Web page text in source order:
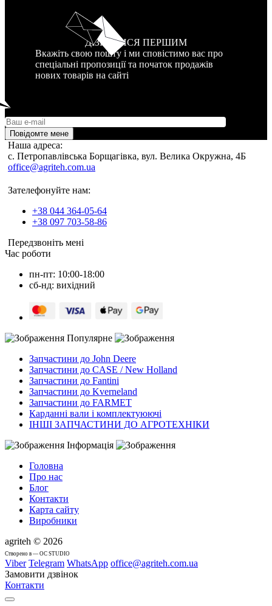
ДІЗНАТИСЯ ПЕРШИМ
Вкажіть свою пошту і ми сповістимо вас про
спеціальні пропозиції та початок продажів
нових товарів на сайті
Повідомте мене
Наша адреса:
c. Петропавлівська Борщагівка, вул. Велика Окружна, 4Б
office@agriteh.com.ua
Зателефонуйте нам:
+38 044 364-05-64
+38 097 703-58-86
Передзвоніть мені
Час роботи
пн-пт: 10:00-18:00
сб-нд: вихідний
Популярне
Запчастини до John Deere
Запчастини до CASE / New Holland
Запчастини до Fantini
Запчастини до Kverneland
Запчастини до FARMET
Карданні вали і комплектуюючі
ІНШІ ЗАПЧАСТИНИ ДО АГРОТЕХНІКИ
Інформація
Головна
Про нас
Блог
Контакти
Карта сайту
Виробники
agriteh © 2026
Cтворено в — OC STUDIO
Viber Telegram WhatsApp office@agriteh.com.ua
Замовити дзвінок
Контакти